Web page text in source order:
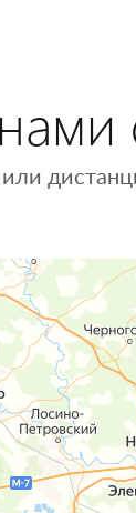
или